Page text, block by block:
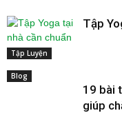
Tập Luyện
Tập
Blog
19 bài
giúp